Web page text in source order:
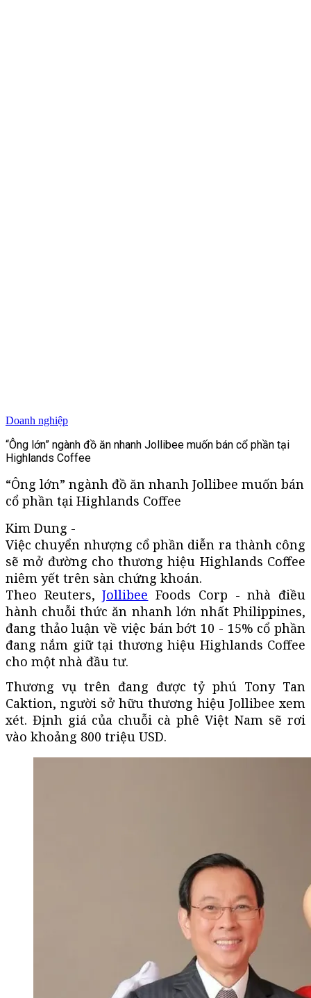
Doanh nghiệp
“Ông lớn” ngành đồ ăn nhanh Jollibee muốn bán cổ phần tại
Highlands Coffee
“Ông lớn” ngành đồ ăn nhanh Jollibee muốn bán
cổ phần tại Highlands Coffee
Kim Dung -
Việc chuyển nhượng cổ phần diễn ra thành công
sẽ mở đường cho thương hiệu Highlands Coffee
niêm yết trên sàn chứng khoán.
Theo Reuters,Jollibee Foods Corp - nhà điều
hành chuỗi thức ăn nhanh lớn nhất Philippines,
đang thảo luận về việc bán bớt 10 - 15% cổ phần
đang nắm giữ tại thương hiệu Highlands Coffee
cho một nhà đầu tư.
Thương vụ trên đang đượctỷ phú Tony Tan
Caktion, người sở hữu thương hiệu Jollibee xem
xét. Định giá của chuỗi cà phê Việt Nam sẽ rơi
vào khoảng 800 triệu USD.